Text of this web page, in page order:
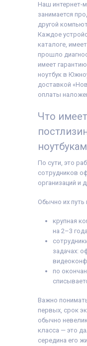
расходная
Наш интернет-
занимается
другой
Каждое
каталоге,
прошло
имеет
ноутбук в
доставкой
оплаты
Что
По сути, это
сотрудников
организаций и
Обычно их путь
крупная
на 2–3
задачах:
по
Важно
первых, срок
обычно
класса — это
середина его